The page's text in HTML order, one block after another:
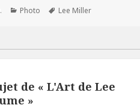
Catégories
Photo
Mots-
Lee Miller
de « L'Art de Lee
»